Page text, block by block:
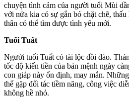
chu‌yện tìn‌h cảm của người tuổi Mùi
với nửa kia có sự gắn bó chặt chẽ,
thân có thể tìm được tình yêu mới.
Tuổi Tuất
Người tuổi Tuất có tài lộc dồi dào.
tốc độ kiến tiền của bản mệnh ngày
con giáp này ổn định, may mắn.
thể gặp đối tác tiềm năng, công việc
không hề nhỏ.